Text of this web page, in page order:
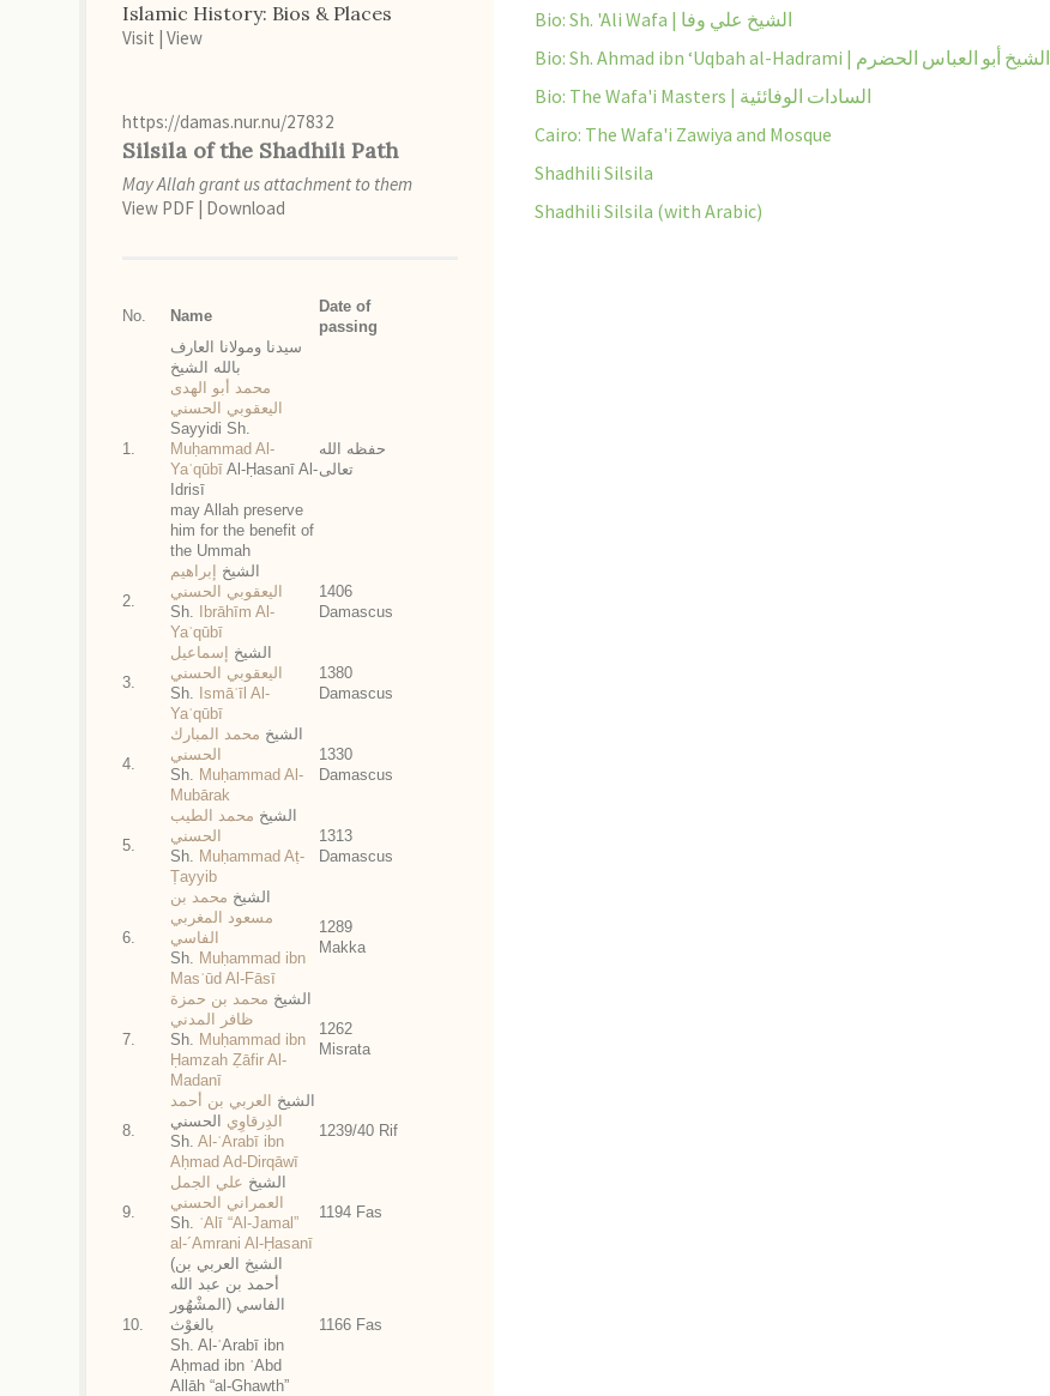
Bio: Sh. 'Ali Wafa | الشيخ علي وفا
Bio: Sh. Ahmad ibn ‘Uqbah al-Hadrami | الشيخ أبو العباس الحضرم
Bio: The Wafa'i Masters | السادات الوفائئية
Cairo: The Wafa'i Zawiya and Mosque
Shadhili Silsila
Shadhili Silsila (with Arabic)
Islamic History: Bios & Places
Visit | View
https://damas.nur.nu/27832
Silsila of the Shadhili Path
May Allah grant us attachment to them
View PDF | Download
No. Name
Date of
passing
1.
سيدنا ومولانا العارف
بالله الشيخ
محمد أبو الهدى
اليعقوبي الحسني
Sayyidi Sh.
Muḥammad Al-
Yaʿqūbī Al-Ḥasanī Al-
Idrisī
may Allah preserve
him for the benefit of
the Ummah
حفظه الله
تعالى
2.
الشيخ
إبراهيم
اليعقوبي الحسني
Sh.
Ibrāhīm Al-
Yaʿqūbī
1406
Damascus
3.
الشيخ
إسماعيل
اليعقوبي الحسني
Sh. Ismāʿīl Al-
Yaʿqūbī
1380
Damascus
4.
الشيخ محمد المبارك
الحسني
Sh. Muḥammad Al-
Mubārak
1330
Damascus
5.
الشيخ محمد الطيب
الحسني
Sh. Muḥammad Aṭ-
Ṭayyib
1313
Damascus
6.
الشيخ محمد بن
مسعود المغربي
الفاسي
Sh. Muḥammad ibn
Masʿūd Al-Fāsī
1289
Makka
7.
الشيخ محمد بن حمزة
ظافر المدني
Sh. Muḥammad ibn
Ḥamzah Ẓāfir Al-
Madanī
1262
Misrata
8.
الشيخ
العربي بن أحمد
الدِرقاوِي
الحسني
Sh. Al-ʿArabī ibn
Aḥmad Ad-Dirqāwī
1239/40 Rif
9.
الشيخ علي الجمل
العمراني الحسني
Sh. ʿAlī “Al-Jamal”
al-´Amrani Al-Ḥasanī
1194 Fas
10.
(الشيخ العربي بن
أحمد بن عبد الله
الفاسي (المشْهُور
بالغوْث
Sh. Al-ʿArabī ibn
Aḥmad ibn ʿAbd
Allāh “al-Ghawth”
1166 Fas